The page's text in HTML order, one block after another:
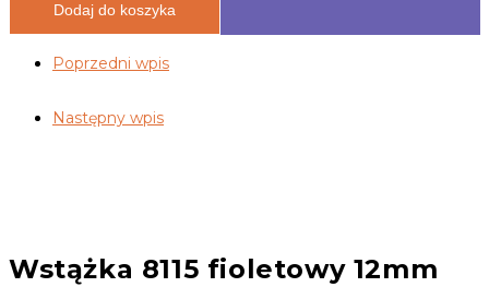
Dodaj do koszyka
Poprzedni wpis
Następny wpis
Wstążka 8115 fioletowy 12mm